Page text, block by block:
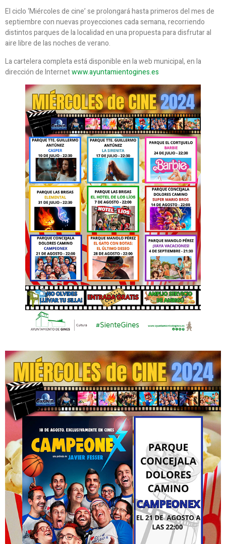
El ciclo ‘Miércoles de cine’ se prolongará hasta primeros del mes de
septiembre con nuevas proyecciones cada semana, recorriendo
distintos parques de la localidad en una propuesta para disfrutar al
aire libre de las noches de verano.
La cartelera completa está disponible en la web municipal, en la
dirección de Internetwww.ayuntamientogines.es